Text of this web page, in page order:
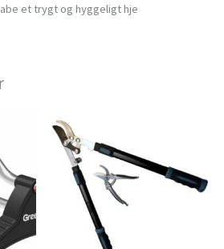
et trygt og hyggeligt hje